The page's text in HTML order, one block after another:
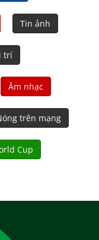
Tin ảnh
trí
Âm nhạc
trên mạng
Cup